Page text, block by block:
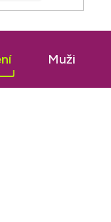
Muži